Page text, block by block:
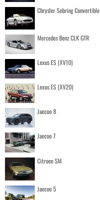
Chrysler Sebring Convertible
Mercedes Benz CLK GTR
Lexus ES (XV10)
Lexus ES (XV20)
Jaecoo 8
Jaecoo 7
Citroen SM
Jaecoo 5